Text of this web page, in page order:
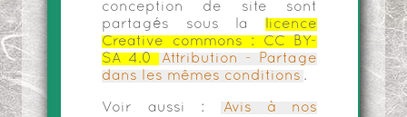
conception de site sont
partagés sous la
licence
Creative commons :
CC BY-
SA 4.0
Attribution - Partage
dans les mêmes conditions .
Voir aussi : Avis à nos